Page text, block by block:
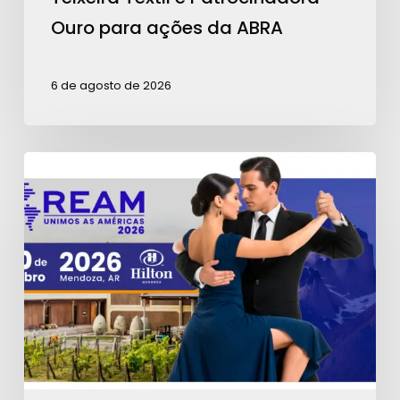
Ouro para ações da ABRA
6 de agosto de 2026
regressiva
para
a
REAM
2026:
garanta
seu
ingresso!